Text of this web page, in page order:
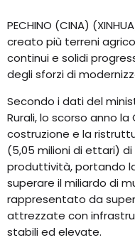
PECHINO (CINA)
creato più terreni
continui e solidi
degli sforzi di
Secondo i dati del
Rurali, lo scorso anno
costruzione e la
(5,05 milioni di ettari)
produttività, portando
superare il miliardo di
rappresentato da
attrezzate con
stabili ed elevate.